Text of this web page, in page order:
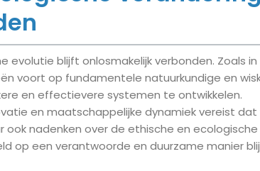
evolutie blijft onlosmakelijk verbonden. Zoals
voort op fundamentele natuurkundige en
en effectievere systemen te ontwikkelen.
en maatschappelijke dynamiek vereist dat
nadenken over de ethische en ecologische
op een verantwoorde en duurzame manier